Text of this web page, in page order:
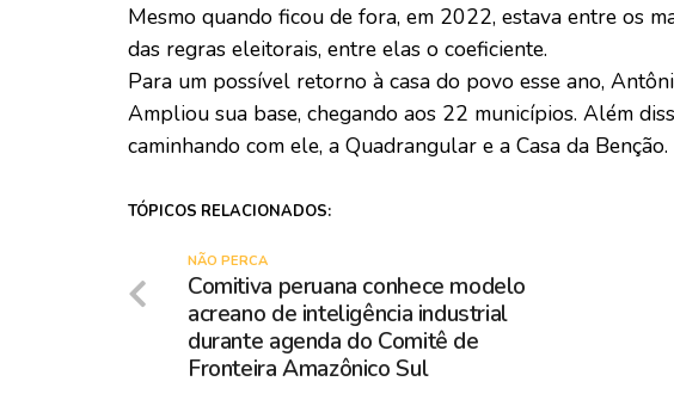
Mesmo quando ficou de fora, em 2022, estava entre os
das regras eleitorais, entre elas o coeficiente.
Para um possível retorno à casa do povo esse ano,
Ampliou sua base, chegando aos 22 municípios. Além
caminhando com ele, a Quadrangular e a Casa da Benção.
TÓPICOS RELACIONADOS:
NÃO PERCA
Comitiva peruana conhece modelo
acreano de inteligência industrial
durante agenda do Comitê de
Fronteira Amazônico Sul